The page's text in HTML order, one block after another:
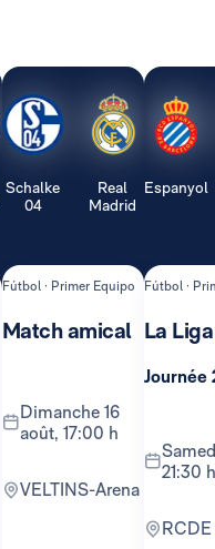
Schalke
04
Real
Madrid
Fútbol · Primer Equipo
Match amical
dimanche 16
août, 17:00 h
VELTINS-Arena
Espanyol
Fútbol ·
La Liga
Journée
samedi 22 août,
21:30 h